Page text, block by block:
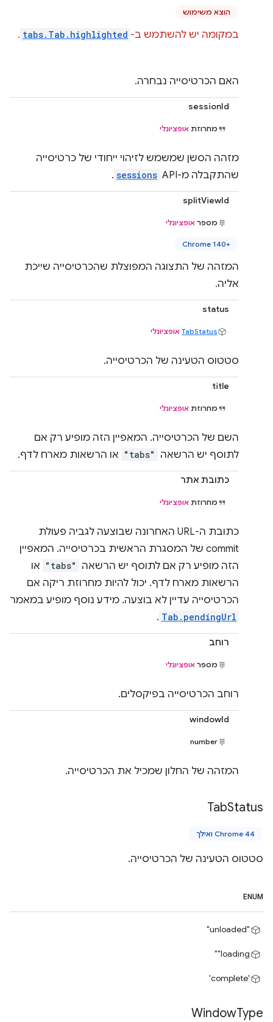
הוצא משימוש
במקומה יש להשתמש ב- tabs.Tab.highlighted
.
האם הכרטיסייה נבחרה.
sessionId
מחרוזת אופציונלי
מזהה הסשן שמשמש לזיהוי ייחודי של כרטיסייה
שהתקבלה מ-API‏
sessions
.
splitViewId
מספר אופציונלי
Chrome 140+‎
המזהה של התצוגה המפוצלת שהכרטיסייה שייכת
אליה.
status
TabStatus אופציונלי
סטטוס הטעינה של הכרטיסייה.
title
מחרוזת אופציונלי
השם של הכרטיסייה. המאפיין הזה מופיע רק אם
לתוסף יש הרשאה
"tabs" או הרשאות מארח לדף.
כתובת אתר
מחרוזת אופציונלי
כתובת ה-URL האחרונה שבוצעה לגביה פעולת
commit של המסגרת הראשית בכרטיסייה. המאפיין
הזה מופיע רק אם לתוסף יש הרשאה
"tabs" או
הרשאות מארח לדף. יכול להיות מחרוזת ריקה אם
הכרטיסייה עדיין לא בוצעה. מידע נוסף מופיע במאמר
Tab.pendingUrl
.
רוחב
מספר אופציונלי
רוחב הכרטיסייה בפיקסלים.
windowId
number
המזהה של החלון שמכיל את הכרטיסייה.
TabStatus
Chrome 44 ואילך
סטטוס הטעינה של הכרטיסייה.
ENUM
"unloaded"
‎"loading"
'complete'
WindowType